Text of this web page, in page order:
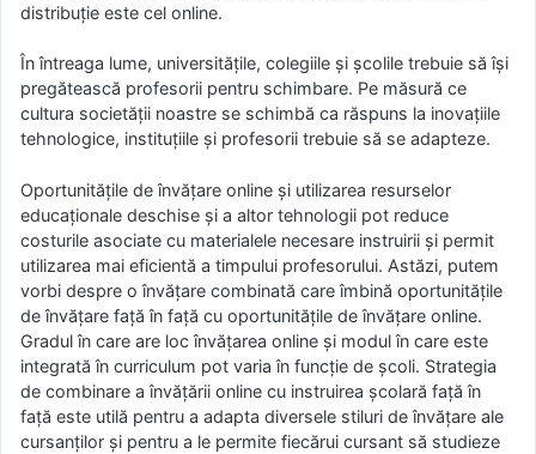
distribuție este cel online.
În întreaga lume, universitățile, colegiile şi şcolile trebuie să îşi
pregătească profesorii pentru schimbare. Pe măsură ce
cultura societăţii noastre se schimbă ca răspuns la inovațiile
tehnologice, instituțiile și profesorii trebuie să se adapteze.
Oportunitățile de învățare online și utilizarea resurselor
educaționale deschise și a altor tehnologii pot reduce
costurile asociate cu materialele necesare instruirii şi permit
utilizarea mai eficientă a timpului profesorului. Astăzi, putem
vorbi despre o învățare combinată care îmbină oportunitățile
de învățare față în față cu oportunitățile de învățare online.
Gradul în care are loc învățarea online și modul în care este
integrată în curriculum pot varia în funcție de școli. Strategia
de combinare a învățării online cu instruirea școlară faţă în
faţă este utilă pentru a adapta diversele stiluri de învățare ale
cursanţilor şi pentru a le permite fiecărui cursant să studieze